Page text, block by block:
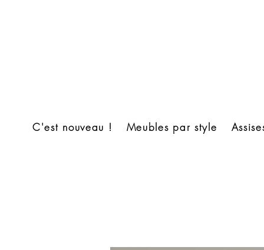
C'est nouveau ! Meubles par style